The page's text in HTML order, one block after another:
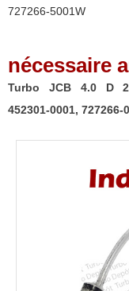
452301-
0001,
727266-
727266-5001W
nécessaire
Turbo JCB 4.0 D
452301-0001, 727266-